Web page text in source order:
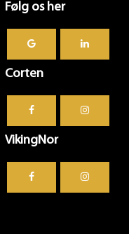
Følg os her
Corten
VikingNor